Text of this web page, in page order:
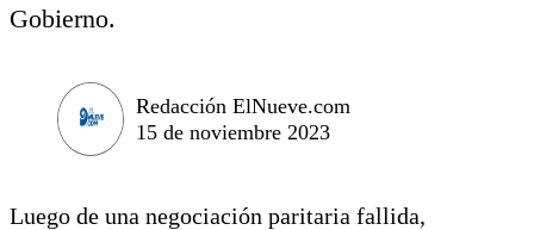
Gobierno.
Redacción ElNueve.com
15 de noviembre 2023
Luego de una negociación paritaria fallida,